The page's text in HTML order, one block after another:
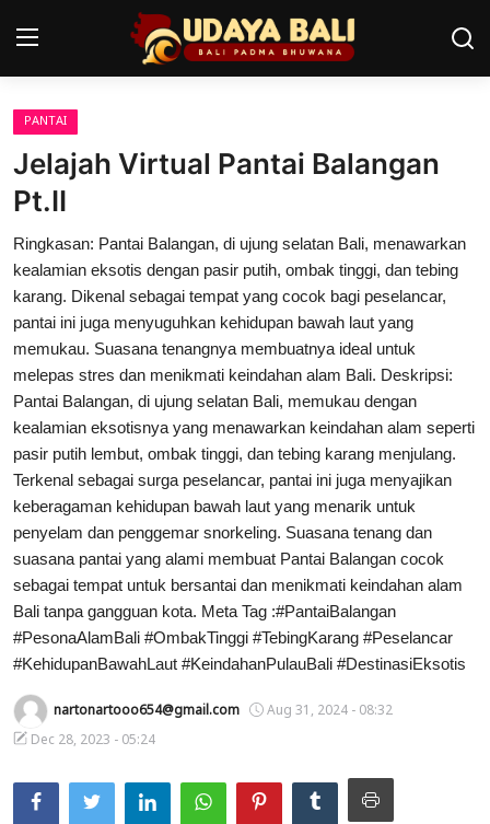
Home
Pura
Desa Adat
Kearifan lokal
Alam Bali
Seni
Kisah
Usadha
Indonesia
PANTAI
Jelajah Virtual Pantai Balangan
Pt.II
Ringkasan: Pantai Balangan, di ujung selatan Bali, menawarkan
kealamian eksotis dengan pasir putih, ombak tinggi, dan tebing
karang. Dikenal sebagai tempat yang cocok bagi peselancar,
pantai ini juga menyuguhkan kehidupan bawah laut yang
memukau. Suasana tenangnya membuatnya ideal untuk
melepas stres dan menikmati keindahan alam Bali. Deskripsi:
Pantai Balangan, di ujung selatan Bali, memukau dengan
kealamian eksotisnya yang menawarkan keindahan alam seperti
pasir putih lembut, ombak tinggi, dan tebing karang menjulang.
Terkenal sebagai surga peselancar, pantai ini juga menyajikan
keberagaman kehidupan bawah laut yang menarik untuk
penyelam dan penggemar snorkeling. Suasana tenang dan
suasana pantai yang alami membuat Pantai Balangan cocok
sebagai tempat untuk bersantai dan menikmati keindahan alam
Bali tanpa gangguan kota. Meta Tag :#PantaiBalangan
#PesonaAlamBali #OmbakTinggi #TebingKarang #Peselancar
#KehidupanBawahLaut #KeindahanPulauBali #DestinasiEksotis
nartonartooo654@gmail.com
Aug 31, 2024 - 08:32
Dec 28, 2023 - 05:24